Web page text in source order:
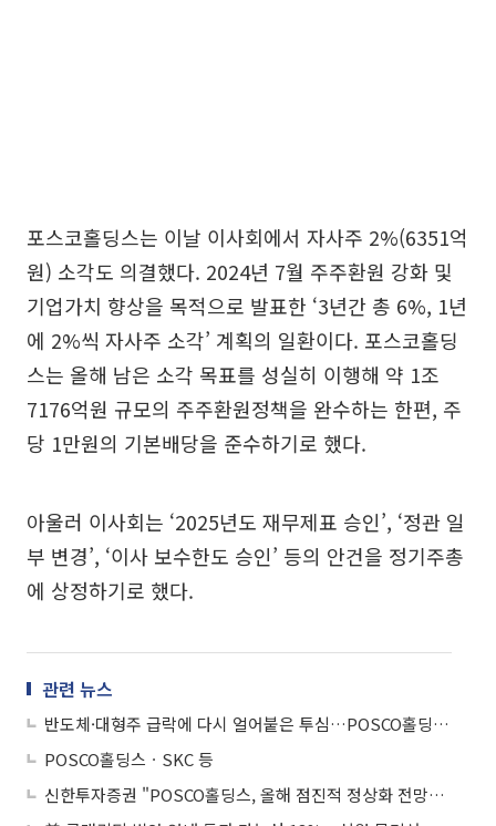
포스코홀딩스는 이날 이사회에서 자사주 2%(6351억
원) 소각도 의결했다. 2024년 7월 주주환원 강화 및
기업가치 향상을 목적으로 발표한 ‘3년간 총 6%, 1년
에 2%씩 자사주 소각’ 계획의 일환이다. 포스코홀딩
스는 올해 남은 소각 목표를 성실히 이행해 약 1조
7176억원 규모의 주주환원정책을 완수하는 한편, 주
당 1만원의 기본배당을 준수하기로 했다.
아울러 이사회는 ‘2025년도 재무제표 승인’, ‘정관 일
부 변경’, ‘이사 보수한도 승인’ 등의 안건을 정기주총
에 상정하기로 했다.
관련 뉴스
반도체·대형주 급락에 다시 얼어붙은 투심…POSCO홀딩스 나홀로 '강보합'
POSCO홀딩스ㆍSKC 등
신한투자증권 "POSCO홀딩스, 올해 점진적 정상화 전망…PBR 0.4배서 분할 매수 권고"